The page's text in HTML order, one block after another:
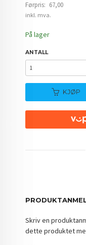
Førpris: 67,00
Rabatt
inkl. mva.
På lager
ANTALL
KJØP
Skriv en
dette produktet